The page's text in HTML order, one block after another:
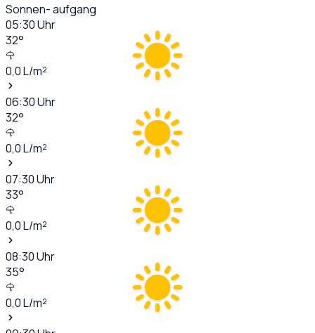
Sonnen- aufgang
05:30Uhr
32°
0,0L/m²
06:30Uhr
32°
0,0L/m²
07:30Uhr
33°
0,0L/m²
08:30Uhr
35°
0,0L/m²